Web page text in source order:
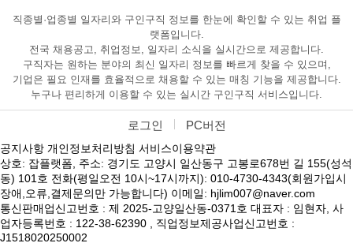
직종별·업종별 일자리와 구인구직 정보를 한눈에 확인할 수 있는 취업 플
랫폼입니다.
전국 채용공고, 취업정보, 일자리 소식을 실시간으로 제공합니다.
구직자는 원하는 분야의 최신 일자리 정보를 빠르게 찾을 수 있으며,
기업은 필요 인재를 효율적으로 채용할 수 있는 매칭 기능을 제공합니다.
누구나 편리하게 이용할 수 있는 실시간 구인구직 서비스입니다.
로그인 PC버전
공지사항 개인정보처리방침 서비스이용약관
상호: 잡플랫폼, 주소: 경기도 고양시 일산동구 고봉로678번 길 155(성석
동) 101호 전화(평일오전 10시~17시까지): 010-4730-4343(회원가입시
장애,오류,결제문의만 가능합니다) 이메일: hjlim007@naver.com
통신판매업신고번호 : 제 2025-고양일산동-0371호 대표자 : 임현자, 사
업자등록번호 : 122-38-62390 , 직업정보제공사업신고번호 :
J1518020250002